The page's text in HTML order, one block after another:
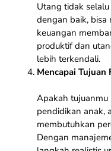
Utang tidak
dengan baik, bisa
keuangan
produktif dan
lebih terkendali.
Mencapai Tujuan
Apakah tujuanmu
pendidikan anak,
membutuhkan
Dengan